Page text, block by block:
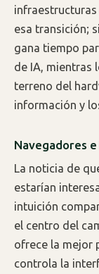
esa transición;
gana tiempo
de IA, mientras
terreno del
información y
Navegadores
La noticia de
estarían
intuición
el centro del
ofrece la mejor
controla la